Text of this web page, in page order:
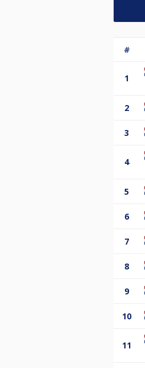
#
1
2
3
4
5
6
7
8
9
10
11